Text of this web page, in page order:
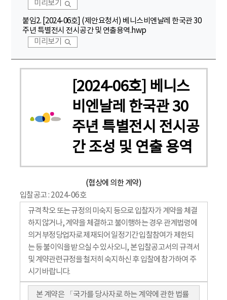
미리보기
붙임2. [2024-06호] (제안요청서) 베니스비엔날레 한국관 30
주년 특별전시 전시공간 및 연출용역.hwp
미리보기
[2024-06호] 베니스
비엔날레 한국관 30
주년 특별전시 전시공
간 조성 및 연출 용역
(협상에 의한 계약)
입찰공고 : 2024-06호
규격 착오 또는 규정의 미숙지 등으로 입찰자가 계약을 체결
하지 않거나, 계약을 체결하고 불이행하는 경우 관계법령에
의거 부정당업자로 제재되어 일정기간 입찰참여가 제한되
는 등 불이익을 받으실 수 있사오니, 본 입찰공고서의 규격서
및 계약관련규정을 철저히 숙지하신 후 입찰에 참가하여 주
시기 바랍니다.
본 계약은 「국가를 당사자로 하는 계약에 관한 법률